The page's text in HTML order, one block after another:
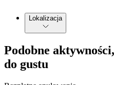
Lokalizacja
Podobne
do gustu